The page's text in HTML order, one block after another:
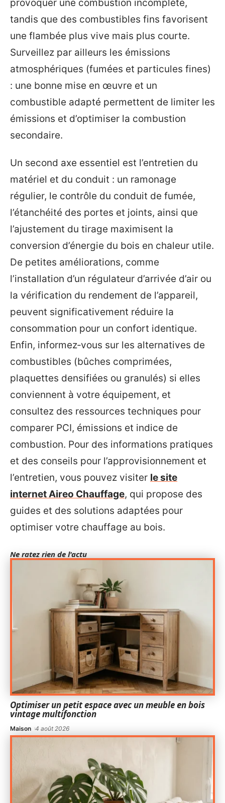
provoquer une combustion incomplète,
tandis que des combustibles fins favorisent
une flambée plus vive mais plus courte.
Surveillez par ailleurs les émissions
atmosphériques (fumées et particules fines)
: une bonne mise en œuvre et un
combustible adapté permettent de limiter les
émissions et d’optimiser la combustion
secondaire.
Un second axe essentiel est l’entretien du
matériel et du conduit : un ramonage
régulier, le contrôle du conduit de fumée,
l’étanchéité des portes et joints, ainsi que
l’ajustement du tirage maximisent la
conversion d’énergie du bois en chaleur utile.
De petites améliorations, comme
l’installation d’un régulateur d’arrivée d’air ou
la vérification du rendement de l’appareil,
peuvent significativement réduire la
consommation pour un confort identique.
Enfin, informez‑vous sur les alternatives de
combustibles (bûches comprimées,
plaquettes densifiées ou granulés) si elles
conviennent à votre équipement, et
consultez des ressources techniques pour
comparer PCI, émissions et indice de
combustion. Pour des informations pratiques
et des conseils pour l’approvisionnement et
l’entretien, vous pouvez visiter le site
internet Aireo Chauffage, qui propose des
guides et des solutions adaptées pour
optimiser votre chauffage au bois.
Ne ratez rien de l'actu
Optimiser un petit espace avec un meuble en bois
vintage multifonction
Maison 4 août 2026